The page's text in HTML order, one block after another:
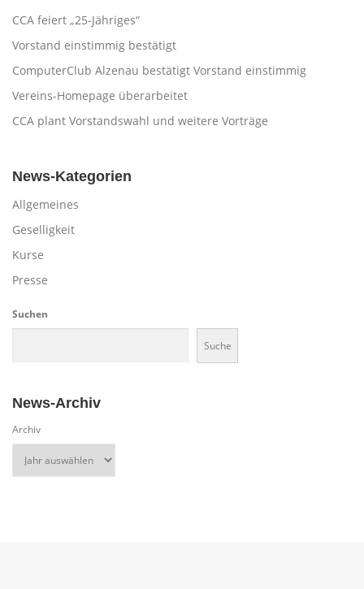
CCA feiert „25-Jähriges“
Vorstand einstimmig bestätigt
ComputerClub Alzenau bestätigt Vorstand einstimmig
Vereins-Homepage überarbeitet
CCA plant Vorstandswahl und weitere Vorträge
News-Kategorien
Allgemeines
Geselligkeit
Kurse
Presse
Suchen
Suche
News-Archiv
Archiv